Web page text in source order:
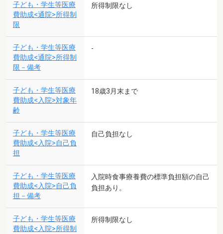
子ども・学生等医療
費助成<通院>所得制
限
所得制限なし
子ども・学生等医療
費助成<通院>所得制
限－備考
-
子ども・学生等医療
費助成<入院>対象年
齢
18歳3月末まで
子ども・学生等医療
費助成<入院>自己負
担
自己負担なし
子ども・学生等医療
費助成<入院>自己負
担－備考
入院時食事療養費の標準負担額の自己
負担あり。
子ども・学生等医療
費助成<入院>所得制
所得制限なし